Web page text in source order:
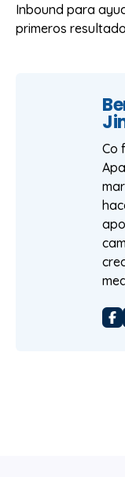
Inbound para
primeros
Co